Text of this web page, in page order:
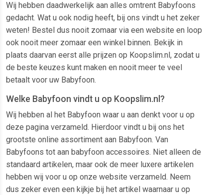
Wij hebben daadwerkelijk aan alles omtrent Babyfoons
gedacht. Wat u ook nodig heeft, bij ons vindt u het zeker
weten! Bestel dus nooit zomaar via een website en loop
ook nooit meer zomaar een winkel binnen. Bekijk in
plaats daarvan eerst alle prijzen op Koopslim.nl, zodat u
de beste keuzes kunt maken en nooit meer te veel
betaalt voor uw Babyfoon.
Welke Babyfoon vindt u op Koopslim.nl?
Wij hebben al het Babyfoon waar u aan denkt voor u op
deze pagina verzameld. Hierdoor vindt u bij ons het
grootste online assortiment aan Babyfoon. Van
Babyfoons tot aan babyfoon accessoires. Niet alleen de
standaard artikelen, maar ook de meer luxere artikelen
hebben wij voor u op onze website verzameld. Neem
dus zeker even een kijkje bij het artikel waarnaar u op